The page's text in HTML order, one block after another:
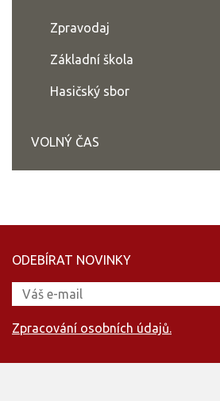
Zpravodaj
Základní škola
Hasičský sbor
VOLNÝ ČAS
ODEBÍRAT NOVINKY
Zpracování osobních údajů.